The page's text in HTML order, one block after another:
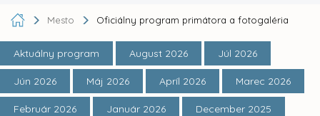
Mesto Oficiálny program primátora a fotogaléria
Aktuálny program August 2026 Júl 2026
Jún 2026 Máj 2026 Apríl 2026 Marec 2026
Február 2026 Január 2026 December 2025